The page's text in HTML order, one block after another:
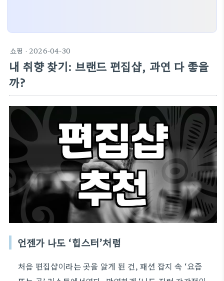
쇼핑 · 2026-04-30
내 취향 찾기: 브랜드 편집샵, 과연 다 좋을
까?
언젠가 나도 ‘힙스터’처럼
처음 편집샵이라는 곳을 알게 된 건, 패션 잡지 속 ‘요즘